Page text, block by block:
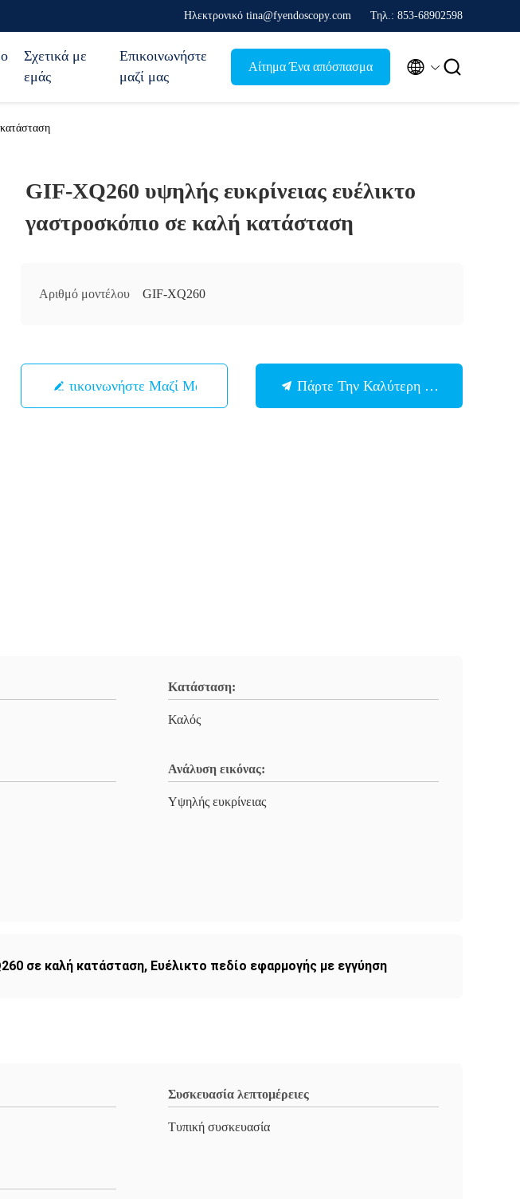
Ηλεκτρονικό tina@fyendoscopy.com Τηλ.: 853-68902598
Σχετικά με
εμάς
Επικοινωνήστε
μαζί μας
Αίτημα Ένα απόσπασμα  
GIF-XQ260 υψηλής ευκρίνειας ευέλικτο
γαστροσκόπιο σε καλή κατάσταση
Αριθμό μοντέλου GIF-XQ260
Επικοινωνήστε Μαζί Μας Πάρτε Την Καλύτερη Τιμή
Κατάσταση:
Καλός
Ανάλυση εικόνας:
Υψηλής ευκρίνειας
σε καλή κατάσταση, Ευέλικτο πεδίο εφαρμογής με εγγύηση
Συσκευασία λεπτομέρειες
Τυπική συσκευασία